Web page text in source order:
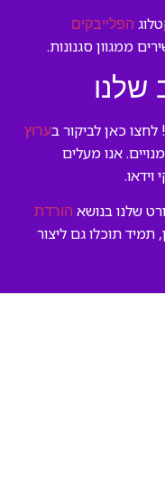
הפלייבקים
ממגוון סגנונות.
שלנו
לחצו כאן לביקור בערוץ
אנו מעלים
שלנו בנושא הורדת
תמיד תוכלו גם ליצור